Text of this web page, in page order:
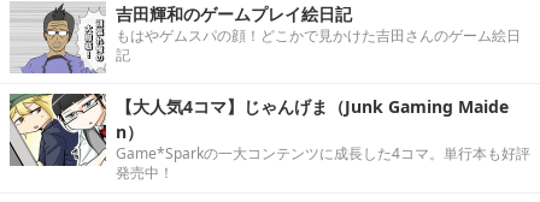
吉田輝和のゲームプレイ絵日記
もはやゲムスパの顔！どこかで見かけた吉田さんのゲーム絵日
記
【大人気4コマ】じゃんげま（Junk Gaming Maide
n）
Game*Sparkの一大コンテンツに成長した4コマ。単行本も好評
発売中！